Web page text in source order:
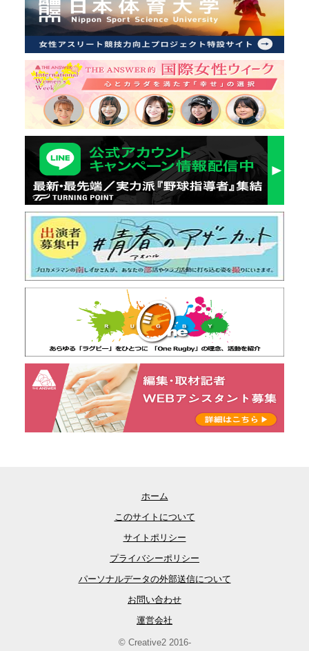
ホーム
このサイトについて
サイトポリシー
プライバシーポリシー
パーソナルデータの外部送信について
お問い合わせ
運営会社
© Creative2 2016-